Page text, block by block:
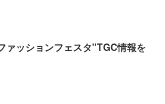
ァッションフェスタ"TGC情報を